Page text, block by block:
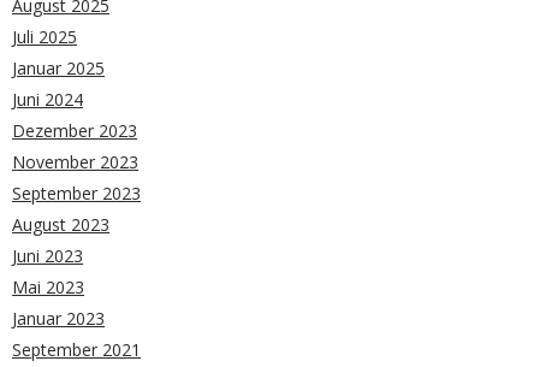
August 2025
Juli 2025
Januar 2025
Juni 2024
Dezember 2023
November 2023
September 2023
August 2023
Juni 2023
Mai 2023
Januar 2023
September 2021